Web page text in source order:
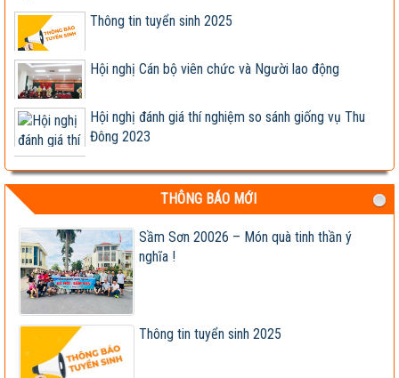
Thông tin tuyển sinh 2025
Hội nghị đánh giá thí nghiệm so sánh giống vụ Thu
Đông 2023
bệnh tốt,...
Hợp tác nghiên cứu, phát triển sản xuất và kinh
Lễ ký kết Biên bản ghi nhớ hợp tác nghiên cứu, phát
triển...
Viện khoa học trụ vững trong cơ chế thị trường -
Viện trưởng...
Tập đoàn Lộc Trời nhận chuyển giao, cung cấp
giống ngô lai...
THÔNG BÁO MỚI
Sầm Sơn 20026 – Món quà tinh thần ý
nghĩa !
Thông tin tuyển sinh 2025